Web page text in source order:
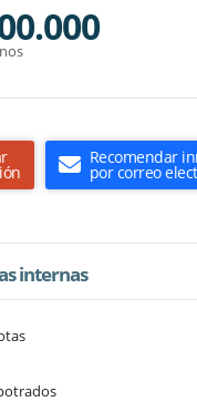
Recomendar
por correo
internas